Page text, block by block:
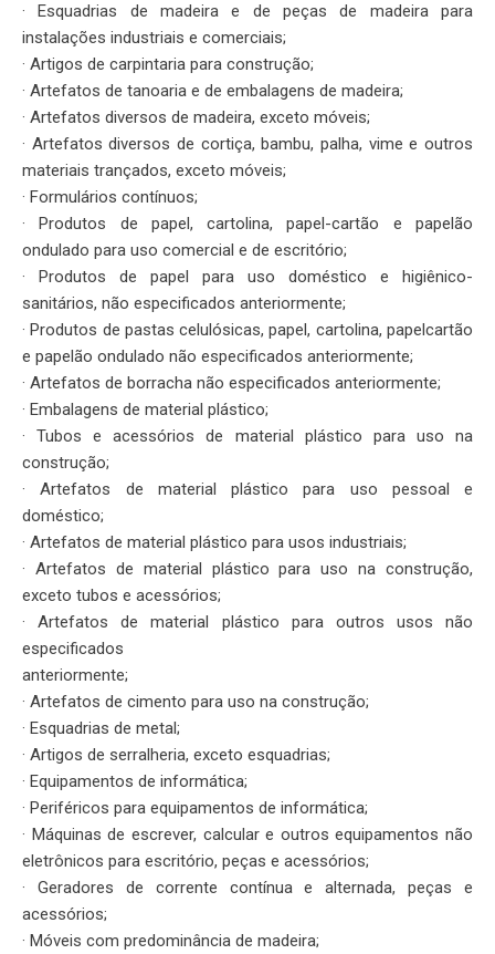
· Esquadrias de madeira e de peças de madeira para
instalações industriais e comerciais;
· Artigos de carpintaria para construção;
· Artefatos de tanoaria e de embalagens de madeira;
· Artefatos diversos de madeira, exceto móveis;
· Artefatos diversos de cortiça, bambu, palha, vime e outros
materiais trançados, exceto móveis;
· Formulários contínuos;
· Produtos de papel, cartolina, papel-cartão e papelão
ondulado para uso comercial e de escritório;
· Produtos de papel para uso doméstico e higiênico-
sanitários, não especificados anteriormente;
· Produtos de pastas celulósicas, papel, cartolina, papelcartão
e papelão ondulado não especificados anteriormente;
· Artefatos de borracha não especificados anteriormente;
· Embalagens de material plástico;
· Tubos e acessórios de material plástico para uso na
construção;
· Artefatos de material plástico para uso pessoal e
doméstico;
· Artefatos de material plástico para usos industriais;
· Artefatos de material plástico para uso na construção,
exceto tubos e acessórios;
· Artefatos de material plástico para outros usos não
especificados
anteriormente;
· Artefatos de cimento para uso na construção;
· Esquadrias de metal;
· Artigos de serralheria, exceto esquadrias;
· Equipamentos de informática;
· Periféricos para equipamentos de informática;
· Máquinas de escrever, calcular e outros equipamentos não
eletrônicos para escritório, peças e acessórios;
· Geradores de corrente contínua e alternada, peças e
acessórios;
· Móveis com predominância de madeira;